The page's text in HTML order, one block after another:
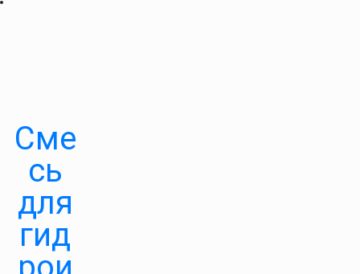
Сме
сь
для
гид